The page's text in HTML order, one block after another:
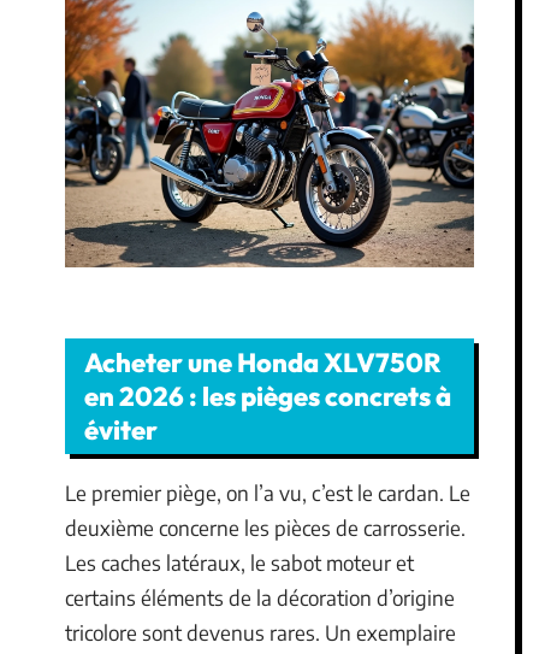
Acheter une Honda XLV750R
en 2026 : les pièges concrets à
éviter
Le premier piège, on l’a vu, c’est le cardan. Le
deuxième concerne les pièces de carrosserie.
Les caches latéraux, le sabot moteur et
certains éléments de la décoration d’origine
tricolore sont devenus rares. Un exemplaire